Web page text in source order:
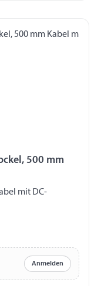
500 mm
mit DC-
Anmelden